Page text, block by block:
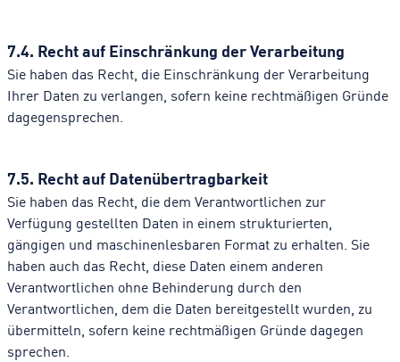
7.4. Recht auf Einschränkung der Verarbeitung
Sie haben das Recht, die Einschränkung der Verarbeitung
Ihrer Daten zu verlangen, sofern keine rechtmäßigen Gründe
dagegensprechen.
7.5. Recht auf Datenübertragbarkeit
Sie haben das Recht, die dem Verantwortlichen zur
Verfügung gestellten Daten in einem strukturierten,
gängigen und maschinenlesbaren Format zu erhalten. Sie
haben auch das Recht, diese Daten einem anderen
Verantwortlichen ohne Behinderung durch den
Verantwortlichen, dem die Daten bereitgestellt wurden, zu
übermitteln, sofern keine rechtmäßigen Gründe dagegen
sprechen.